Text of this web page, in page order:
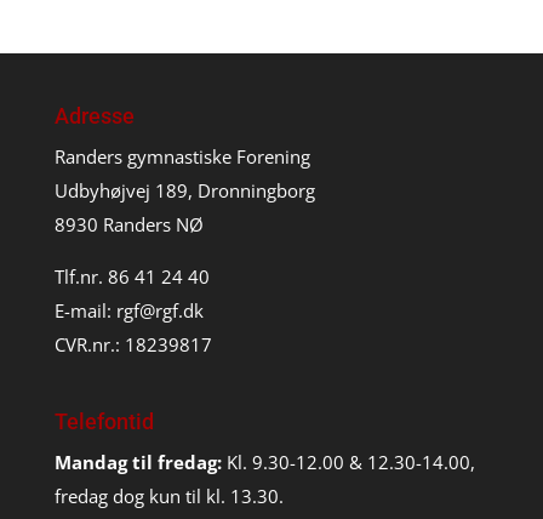
Adresse
Randers gymnastiske Forening
Udbyhøjvej 189, Dronningborg
8930 Randers NØ
Tlf.nr. 86 41 24 40
E-mail: rgf@rgf.dk
CVR.nr.: 18239817
Telefontid
Mandag til fredag: Kl. 9.30-12.00 & 12.30-14.00,
fredag dog kun til kl. 13.30.